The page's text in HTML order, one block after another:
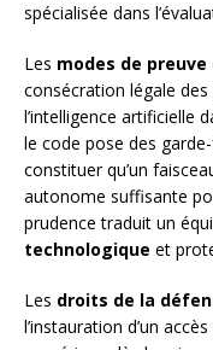
spécialisée dans
Les modes de preuve
consécration légale
l’intelligence artificielle
le code pose des
constituer qu’un
autonome suffisante
prudence traduit un
technologique et
Les droits de la
l’instauration d’un